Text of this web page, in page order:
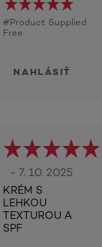
#Product Supplied
Free
NAHLÁSIŤ
- 7. 10. 2025
KRÉM S
LEHKOU
TEXTUROU A
SPF